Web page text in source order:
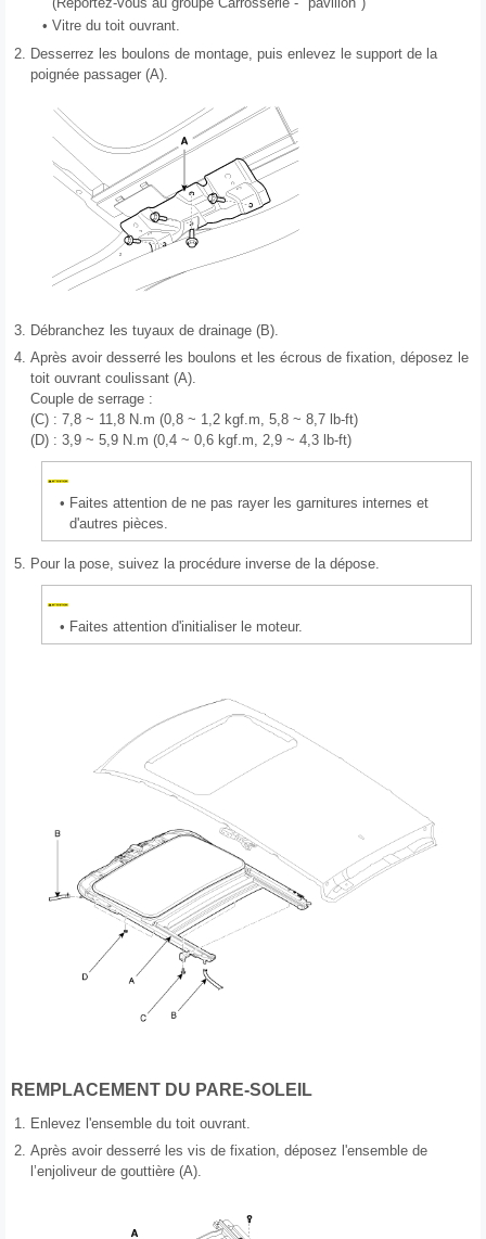
• Vitre du toit ouvrant.
2. Desserrez les boulons de montage, puis enlevez le support de la
poignée passager (A).
3. Débranchez les tuyaux de drainage (B).
4. Après avoir desserré les boulons et les écrous de fixation, déposez le
toit ouvrant coulissant (A).
Couple de serrage :
(C) : 7,8 ~ 11,8 N.m (0,8 ~ 1,2 kgf.m, 5,8 ~ 8,7 lb-ft)
(D) : 3,9 ~ 5,9 N.m (0,4 ~ 0,6 kgf.m, 2,9 ~ 4,3 lb-ft)
• Faites attention de ne pas rayer les garnitures internes et
d'autres pièces.
5. Pour la pose, suivez la procédure inverse de la dépose.
• Faites attention d'initialiser le moteur.
REMPLACEMENT DU PARE-SOLEIL
1. Enlevez l'ensemble du toit ouvrant.
2. Après avoir desserré les vis de fixation, déposez l'ensemble de
l’enjoliveur de gouttière (A).